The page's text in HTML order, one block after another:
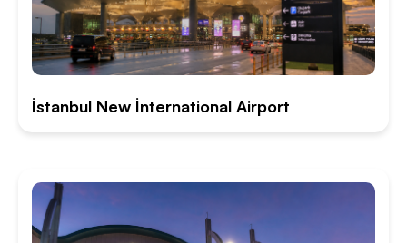
İstanbul New İnternational Airport